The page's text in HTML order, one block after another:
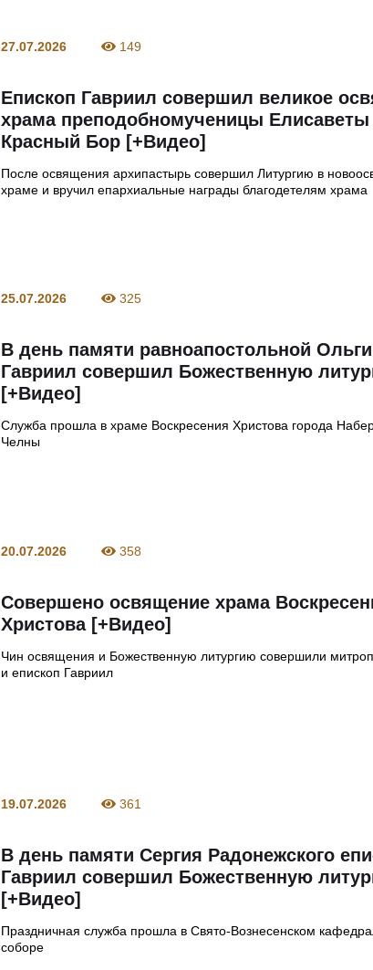
27.07.2026 149
Епископ Гавриил совершил великое
храма преподобномученицы Елисаветы
Красный Бор [+Видео]
После освящения архипастырь совершил Литургию в
храме и вручил епархиальные награды благодетелям храма
25.07.2026 325
В день памяти равноапостольной
Гавриил совершил Божественную
[+Видео]
Служба прошла в храме Воскресения Христова города
Челны
20.07.2026 358
Совершено освящение храма
Христова [+Видео]
Чин освящения и Божественную литургию совершили
и епископ Гавриил
19.07.2026 361
В день памяти Сергия Радонежского
Гавриил совершил Божественную
[+Видео]
Праздничная служба прошла в Свято-Вознесенском
соборе